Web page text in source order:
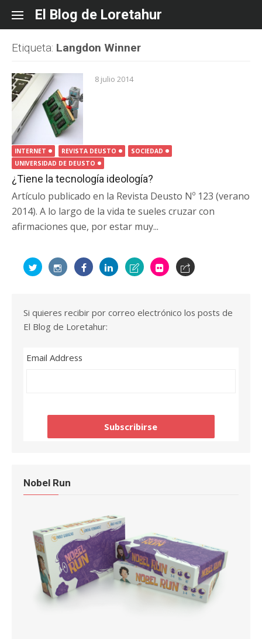
content
El Blog de Loretahur
Etiqueta: Langdon Winner
8 julio 2014
INTERNET REVISTA DEUSTO
SOCIEDAD
UNIVERSIDAD DE DEUSTO
¿Tiene la tecnología ideología?
Artículo publicado en la Revista Deusto Nº 123 (verano
2014). A lo largo de la vida te sueles cruzar con
afirmaciones que, por estar muy...
Si quieres recibir por correo electrónico los posts de
El Blog de Loretahur:
Email Address
Nobel Run